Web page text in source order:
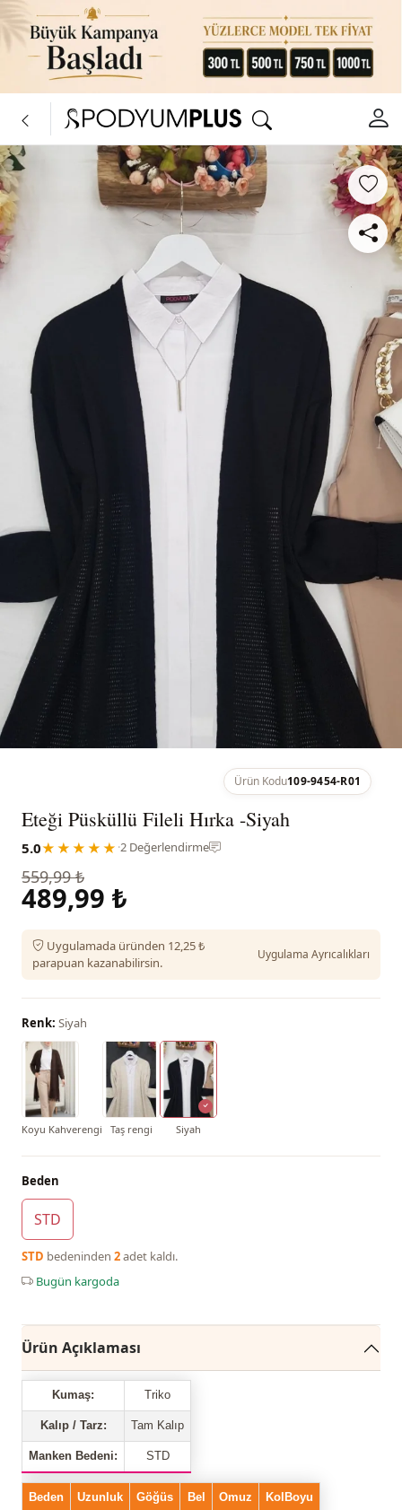
Ürün Kodu109-9454-R01
Eteği Püsküllü Fileli Hırka -Siyah
5.0★★★★★ ·2 Değerlendirme
559,99 ₺
489,99 ₺
Uygulamada üründen 12,25 ₺
parapuan kazanabilirsin.
Uygulama Ayrıcalıkları
Renk: Siyah
Koyu Kahverengi Taş rengi Siyah
Beden
STD
STD bedeninden 2adet kaldı.
Bugün kargoda
Ürün Açıklaması
Kumaş: Triko
Kalıp / Tarz: Tam Kalıp
Manken Bedeni: STD
Beden Uzunluk Göğüs Bel Omuz KolBoyu